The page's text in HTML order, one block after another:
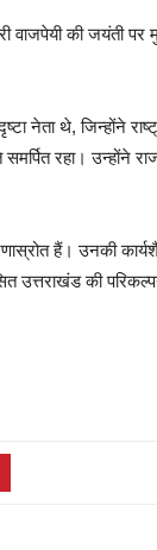
वाजपेयी की जयंती
थे, जिन्होंने
रहा। उन्होंने
हैं। उनकी
उत्तराखंड की